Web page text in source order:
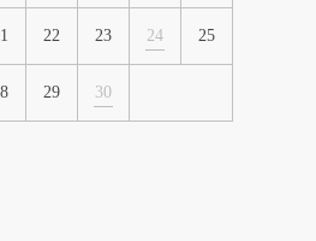
22 23 24 25
29 30